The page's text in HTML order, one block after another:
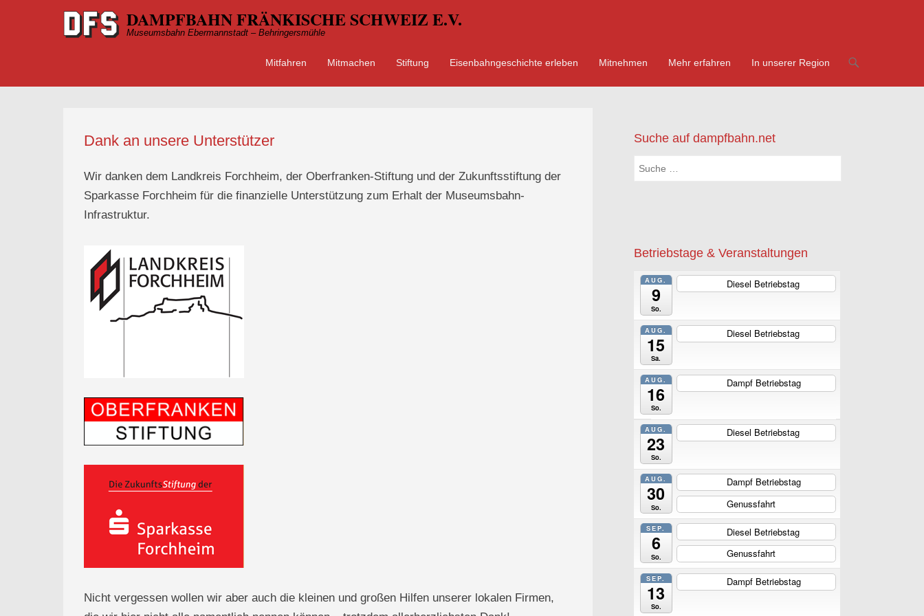
DAMPFBAHN FRÄNKISCHE SCHWEIZ E.V.
Museumsbahn Ebermannstadt – Behringersmühle
Primärmenü
Zum Inhalt springen
Mitfahren Mitmachen Stiftung Eisenbahngeschichte erleben Mitnehmen Mehr erfahren In unserer Region
Dank an unsere Unterstützer
Wir danken dem Landkreis Forchheim, der Oberfranken-Stiftung und der Zukunftsstiftung der
Sparkasse Forchheim für die finanzielle Unterstützung zum Erhalt der Museumsbahn-
Infrastruktur.
Nicht vergessen wollen wir aber auch die kleinen und großen Hilfen unserer lokalen Firmen,
Suche auf dampfbahn.net
Suchen
Betriebstage & Veranstaltungen
AUG.
9
So.
Diesel Betriebstag
AUG.
15
Sa.
Diesel Betriebstag
AUG.
16
So.
Dampf Betriebstag
AUG.
23
So.
Diesel Betriebstag
AUG.
30
So.
Dampf Betriebstag
Genussfahrt
SEP.
6
So.
Diesel Betriebstag
Genussfahrt
SEP.
13
So.
Dampf Betriebstag